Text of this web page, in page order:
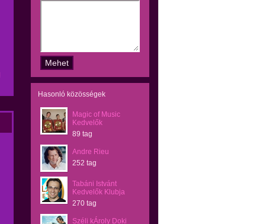
Hasonló közösségek
Magic of Music
Kedvelők
89 tag
Andre Rieu
252 tag
Tabáni Istvánt
Kedvelők Klubja
270 tag
Széli kÁroly Doki